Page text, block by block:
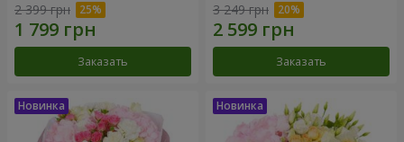
2 399 грн
Заказать
3 249 грн
Заказать